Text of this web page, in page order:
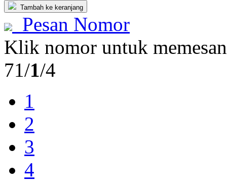
Tambah ke keranjang
Pesan Nomor
Klik nomor untuk memesan
71/1/4
1
2
3
4